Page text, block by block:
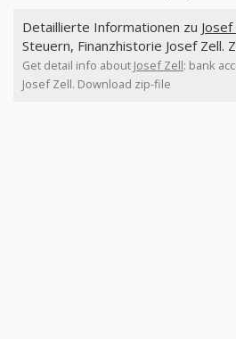
Detaillierte Informationen zu Josef
Steuern, Finanzhistorie Josef Zell.
Get detail info about Josef Zell: bank
Josef Zell. Download zip-file